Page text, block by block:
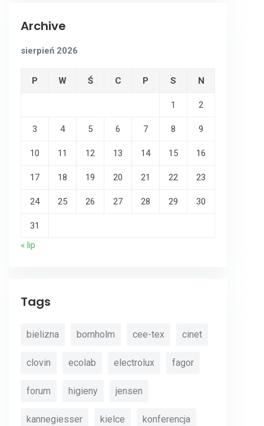
Archive
sierpień 2026
P W Ś C P S N
1 2
3 4 5 6 7 8 9
10 11 12 13 14 15 16
17 18 19 20 21 22 23
24 25 26 27 28 29 30
31
« lip
Tags
bielizna bornholm cee-tex cinet
clovin ecolab electrolux fagor
forum higieny jensen
kannegiesser kielce konferencja